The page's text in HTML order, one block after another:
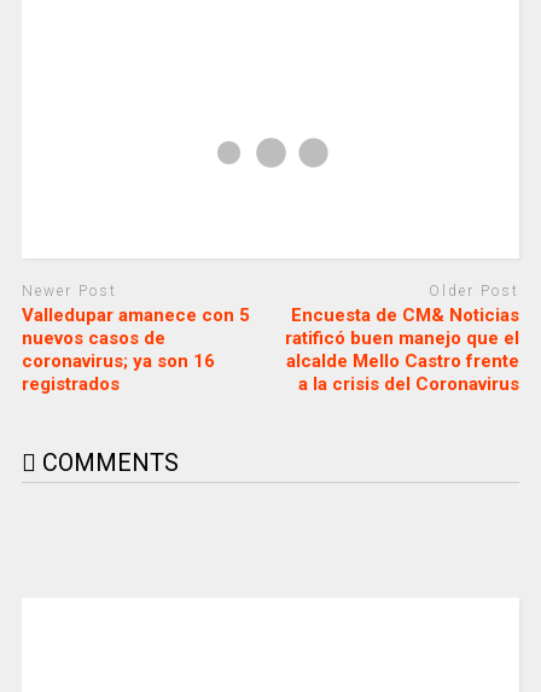
Newer Post
Valledupar amanece con 5
nuevos casos de
coronavirus; ya son 16
registrados
Older Post
Encuesta de CM& Noticias
ratificó buen manejo que el
alcalde Mello Castro frente
a la crisis del Coronavirus
COMMENTS